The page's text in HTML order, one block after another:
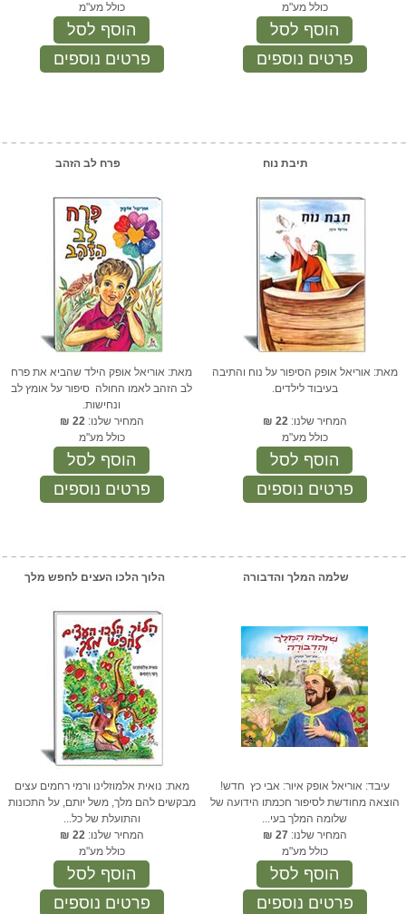
כולל מע"מ
הוסף לסל
פרטים נוספים
כולל מע"מ
הוסף לסל
פרטים נוספים
תיבת נוח
מאת: אוריאל אופק הסיפור על נוח והתיבה
בעיבוד לילדים.
המחיר שלנו:22
₪
כולל מע"מ
הוסף לסל
פרטים נוספים
פרח לב הזהב
מאת: אוריאל אופק הילד שהביא את פרח
לב הזהב לאמו החולה סיפור על אומץ לב
ונחישות.
המחיר שלנו:22
₪
כולל מע"מ
הוסף לסל
פרטים נוספים
שלמה המלך והדבורה
עיבד: אוריאל אופק איור: אבי כץ חדש!
הוצאה מחודשת לסיפור חכמתו הידועה של
שלומה המלך בעי...
המחיר שלנו:27
₪
כולל מע"מ
הוסף לסל
פרטים נוספים
הלוך הלכו העצים לחפש מלך
מאת: נואית אלמוזלינו ורמי רחמים עצים
מבקשים להם מלך, משל יותם, על התכונות
והתועלת של כל...
המחיר שלנו:22
₪
כולל מע"מ
הוסף לסל
פרטים נוספים